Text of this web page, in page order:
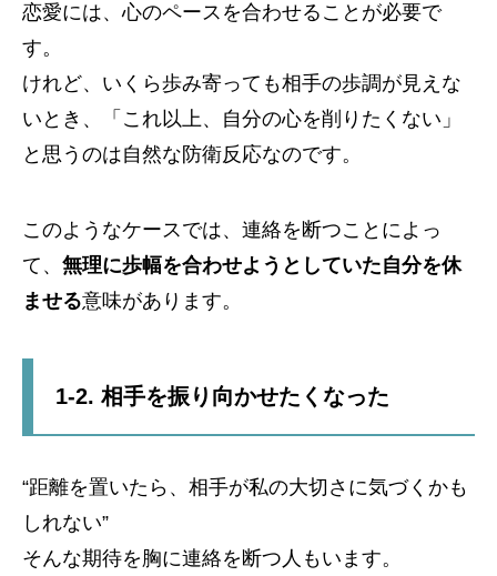
恋愛には、心のペースを合わせることが必要で
す。
けれど、いくら歩み寄っても相手の歩調が見えな
いとき、「これ以上、自分の心を削りたくない」
と思うのは自然な防衛反応なのです。
このようなケースでは、連絡を断つことによっ
て、 無理に歩幅を合わせようとしていた自分を休
ませる意味があります。
1-2. 相手を振り向かせたくなった
“距離を置いたら、相手が私の大切さに気づくかも
しれない”
そんな期待を胸に連絡を断つ人もいます。